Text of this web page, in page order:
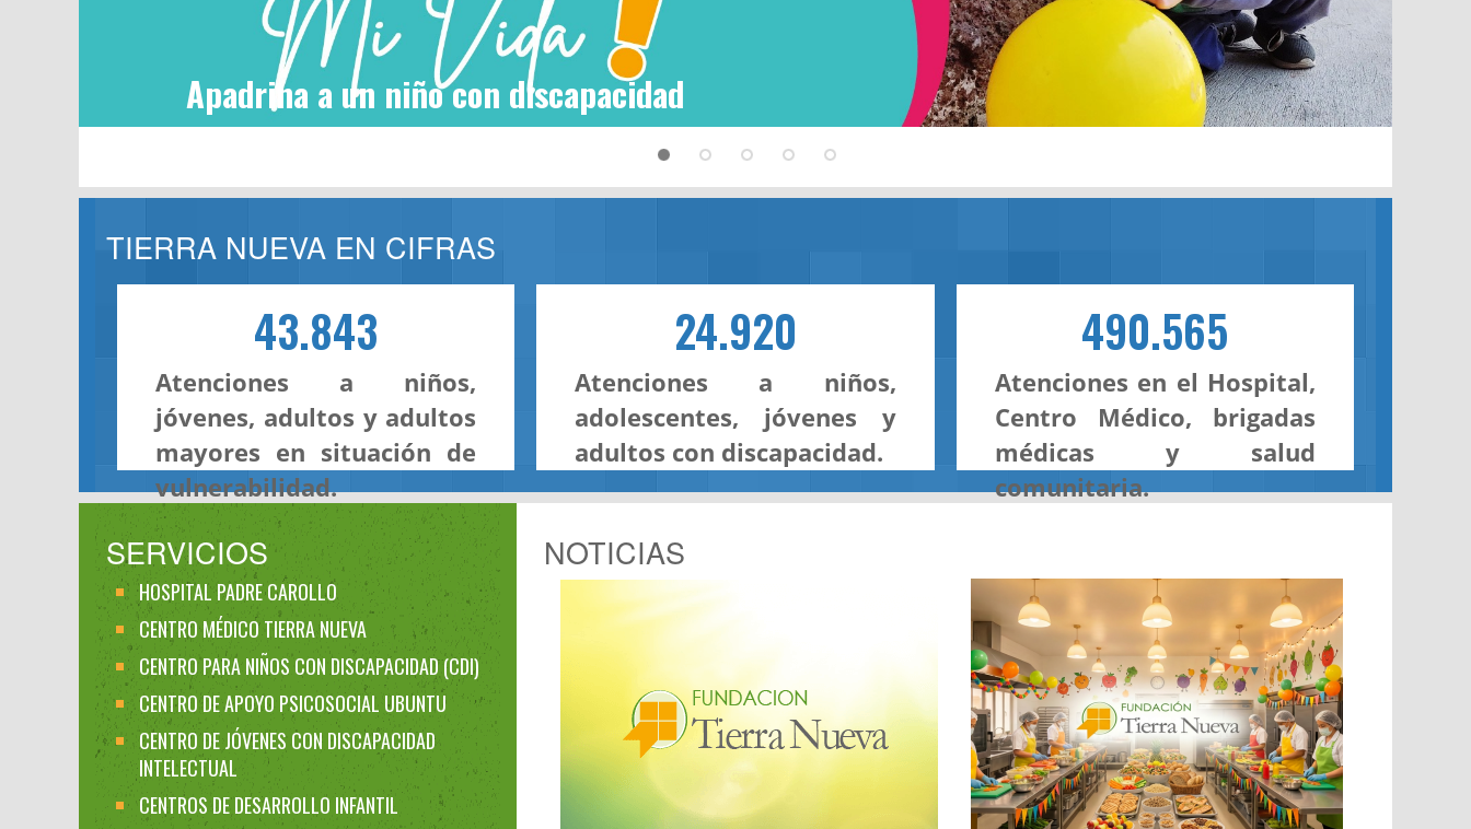
Apadrina a un niño con discapacidad
TIERRA NUEVA EN CIFRAS
43.843
Atenciones a niños,
jóvenes, adultos y adultos
mayores en situación de
vulnerabilidad.
24.920
Atenciones a niños,
adolescentes, jóvenes y
adultos con discapacidad.
490.565
Atenciones en el Hospital,
Centro Médico, brigadas
médicas y salud
comunitaria.
SERVICIOS
HOSPITAL PADRE CAROLLO
CENTRO MÉDICO TIERRA NUEVA
CENTRO PARA NIÑOS CON DISCAPACIDAD (CDI)
CENTRO DE APOYO PSICOSOCIAL UBUNTU
CENTRO DE JÓVENES CON DISCAPACIDAD
INTELECTUAL
CENTROS DE DESARROLLO INFANTIL
NOTICIAS